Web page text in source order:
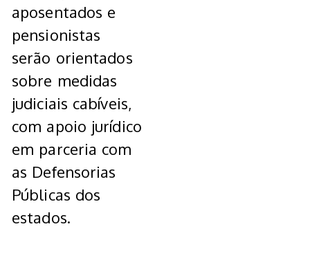
aposentados e
pensionistas
serão orientados
sobre medidas
judiciais cabíveis,
com apoio jurídico
em parceria com
as Defensorias
Públicas dos
estados.